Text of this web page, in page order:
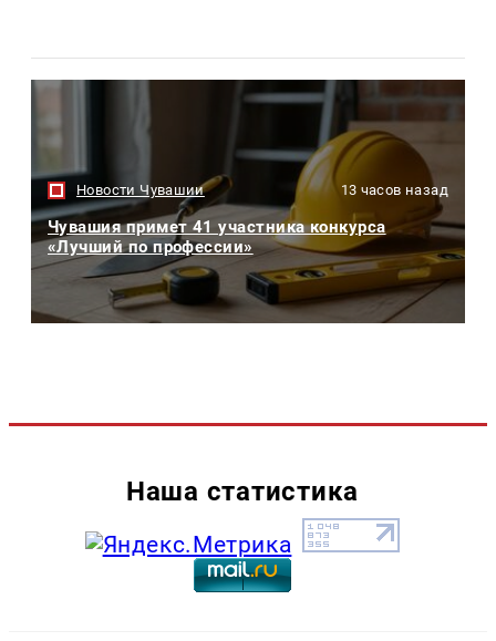
Новости Чувашии 13 часов назад
Чувашия примет 41 участника конкурса
«Лучший по профессии»
Наша статистика